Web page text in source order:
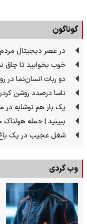
گوناگون
در عصر دیجیتال مردم
خوب بخوابید تا چاق
دو ربات انسان‌نما در
ناسا درصدد روشن
یک بار هم نوشابه در
ببینید | حمله هولناک ۹۰۰ مار کبرای قاتل به ساکنان مردم چین
شغل عجیب در یک
وب گردی